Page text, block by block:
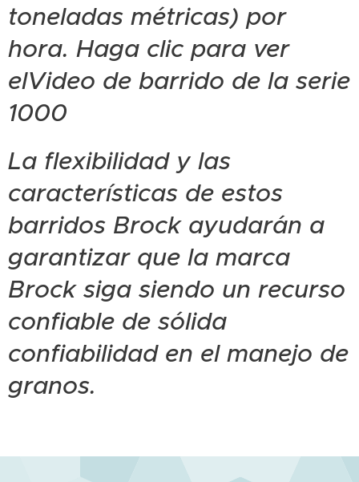
toneladas métricas) por
hora. Haga clic para ver
elVideo de barrido de la serie
1000
La flexibilidad y las
características de estos
barridos Brock ayudarán a
garantizar que la marca
Brock siga siendo un recurso
confiable de sólida
confiabilidad en el manejo de
granos.